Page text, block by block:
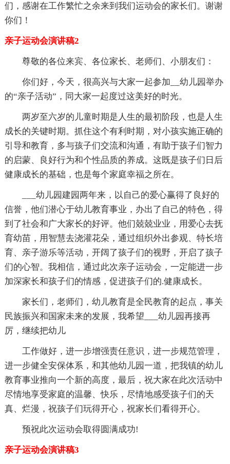
们，感谢在工作繁忙之余来到我们运动会的家长们。谢谢
你们！
亲子运动会演讲稿2
尊敬的各位来宾、各位家长、老师们、小朋友们：
你们好，今天，很高兴与大家一起参加__幼儿园举办
的“亲子活动”，同大家一起度过这美好的时光。
两岁至六岁的儿童时期是人生的最初阶段，也是人生
成长的关键时期。抓住这个有利时期，对小孩实施正确的
引导和教育，多与孩子们交流和沟通，有助于孩子们智力
的启蒙、良好行为和个性品质的养成。这既是孩子们日后
健康成长的基础，也是每个家庭幸福之所在。
___幼儿园建园两年来，以自己的爱心赢得了良好的
信誉，他们潜心于幼儿教育事业，办出了自己的特色，得
到了社会和广大家长的好评。他们兢兢业业，用爱心去抚
育幼苗，用智慧去浇灌花朵，通过组织外出参观、特长培
育、亲子游乐等活动，开阔了孩子们的视野，开启了孩子
们的心智。我相信，通过此次亲子运动会，一定能进一步
加深家长和孩子们的情感，促进孩子们的.健康成长。
家长们，老师们，幼儿教育是全民教育的起点，事关
民族振兴和国家未来的发展，我希望___幼儿园再接再
厉，继续把幼儿
工作做好，进一步增强责任意识，进一步规范管理，
进一步健全安保体系，和其他幼儿园一道，把我镇的幼儿
教育事业推向一个新的高度，最后，祝大家在此次活动中
尽情地享受家庭的温馨、快乐，尽情地感受孩子们的天
真、烂漫，祝孩子们玩得开心，祝家长们看得开心。
预祝此次运动会取得圆满成功!
亲子运动会演讲稿3